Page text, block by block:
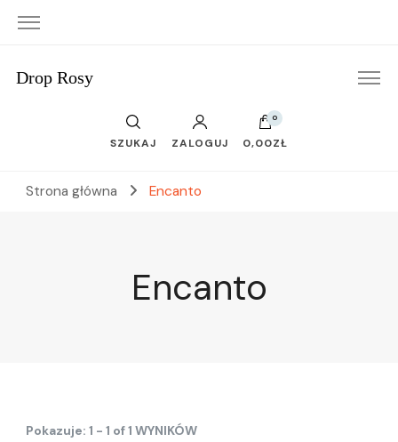
Drop Rosy
SZUKAJ ZALOGUJ
0
0,00ZŁ
Strona główna Encanto
Encanto
Pokazuje: 1 - 1 of 1 WYNIKÓW